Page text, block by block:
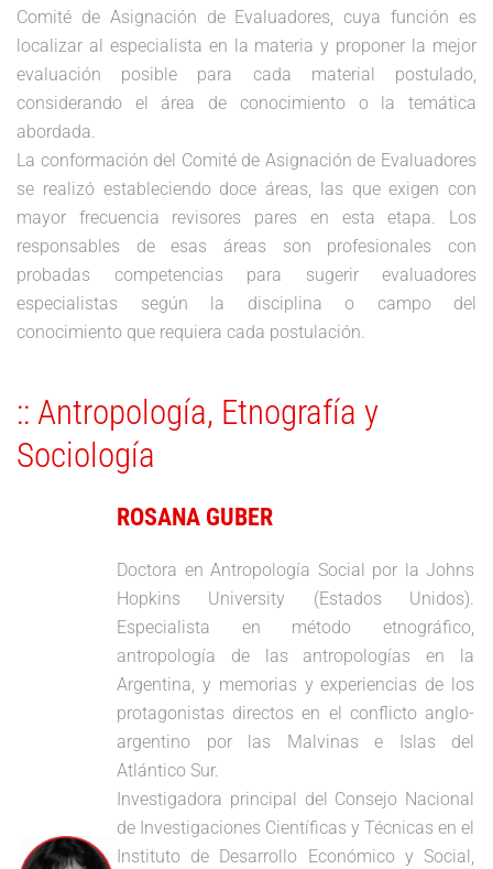
Comité de Asignación de Evaluadores, cuya función es
localizar al especialista en la materia y proponer la mejor
evaluación posible para cada material postulado,
considerando el área de conocimiento o la temática
abordada.
La conformación del Comité de Asignación de Evaluadores
se realizó estableciendo doce áreas, las que exigen con
mayor frecuencia revisores pares en esta etapa. Los
responsables de esas áreas son profesionales con
probadas competencias para sugerir evaluadores
especialistas según la disciplina o campo del
conocimiento que requiera cada postulación.
:: Antropología, Etnografía y
Sociología
ROSANA GUBER
Doctora en Antropología Social por la Johns
Hopkins University (Estados Unidos).
Especialista en método etnográfico,
antropología de las antropologías en la
Argentina, y memorias y experiencias de los
protagonistas directos en el conflicto anglo-
argentino por las Malvinas e Islas del
Atlántico Sur.
Investigadora principal del Consejo Nacional
de Investigaciones Científicas y Técnicas en el
Instituto de Desarrollo Económico y Social,